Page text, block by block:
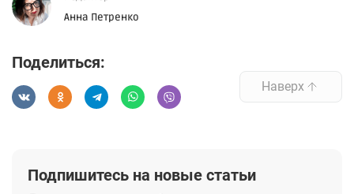
Анна Петренко
Поделиться:
Наверх
Подпишитесь на новые статьи